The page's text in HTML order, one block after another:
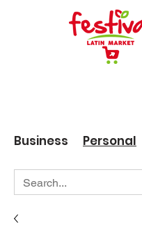
Business Personal